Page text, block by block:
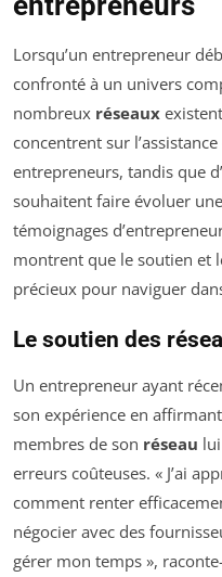
Lorsqu’un entrepreneur
confronté à un univers
nombreux réseaux
concentrent sur
entrepreneurs, tandis que
souhaitent faire évoluer
témoignages
montrent que le soutien et
précieux pour naviguer
Le soutien des
Un entrepreneur ayant
son expérience en
membres de son réseau
erreurs coûteuses. « J’ai
comment renter
négocier avec des
gérer mon temps »,